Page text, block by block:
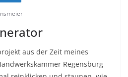
aus der Zeit meines
Regensburg